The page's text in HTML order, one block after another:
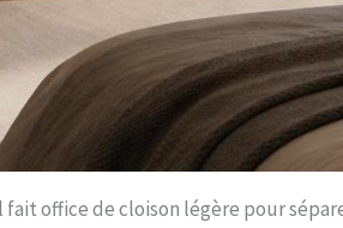
office de cloison légère pour